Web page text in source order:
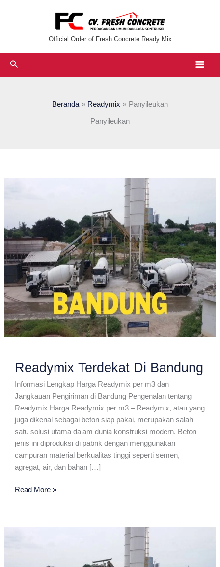
Official Order of Fresh Concrete Ready Mix
Cari
Beranda Readymix Panyileukan
Panyileukan
Readymix Terdekat Di Bandung
Informasi Lengkap Harga Readymix per m3 dan
Jangkauan Pengiriman di Bandung Pengenalan tentang
Readymix Harga Readymix per m3 – Readymix, atau yang
juga dikenal sebagai beton siap pakai, merupakan salah
satu solusi utama dalam dunia konstruksi modern. Beton
jenis ini diproduksi di pabrik dengan menggunakan
campuran material berkualitas tinggi seperti semen,
agregat, air, dan bahan […]
Readymix
Read More »